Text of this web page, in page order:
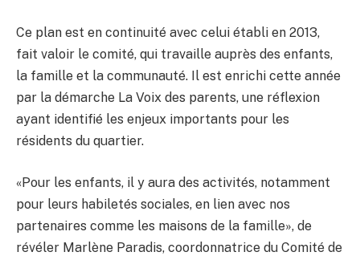
Ce plan est en continuité avec celui établi en 2013,
fait valoir le comité, qui travaille auprès des enfants,
la famille et la communauté. Il est enrichi cette année
par la démarche La Voix des parents, une réflexion
ayant identifié les enjeux importants pour les
résidents du quartier.
«Pour les enfants, il y aura des activités, notamment
pour leurs habiletés sociales, en lien avec nos
partenaires comme les maisons de la famille», de
révéler Marlène Paradis, coordonnatrice du Comité de